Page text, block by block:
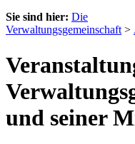
Sie sind hier: Die
Verwaltungsgemeinschaft >
und seiner